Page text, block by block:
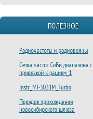
ПОЛЕЗНОЕ
Радиочастоты и радиоволны
Сетка частот СиБи диапазона с
привязкой к рациям_1
Instr_MJ-3031M_Turbo
Порядок прохождения
новосибирского шлюза